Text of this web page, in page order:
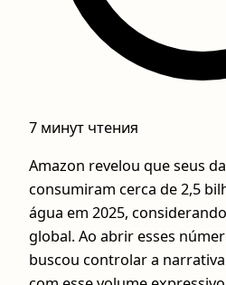
7 минут чтения
Amazon revelou que seus
consumiram cerca de 2,5
água em 2025,
global. Ao abrir esses
buscou controlar a